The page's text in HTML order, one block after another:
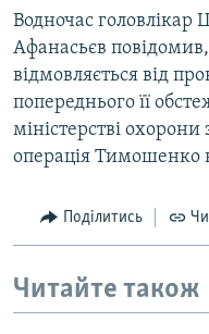
Водночас
Афанасьєв
відмовляється від
попереднього її
міністерстві охорони
операція Тимошенко
Поділитись
Читайте також